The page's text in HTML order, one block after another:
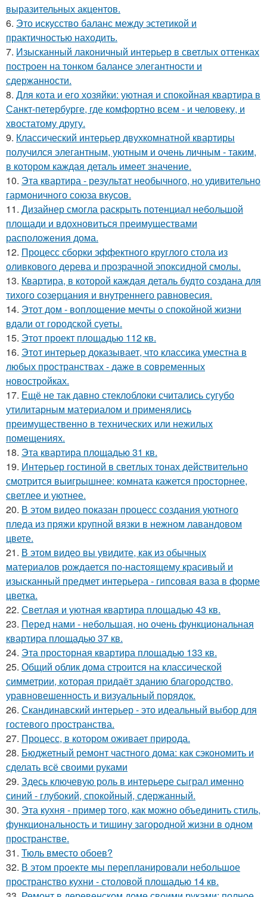
выразительных акцентов.
6. Это искусство баланс между эстетикой и
практичностью находить.
7. Изысканный лаконичный интерьер в светлых оттенках
построен на тонком балансе элегантности и
сдержанности.
8. Для кота и его хозяйки: уютная и спокойная квартира в
Санкт-петербурге, где комфортно всем - и человеку, и
хвостатому другу.
9. Классический интерьер двухкомнатной квартиры
получился элегантным, уютным и очень личным - таким,
в котором каждая деталь имеет значение.
10. Эта квартира - результат необычного, но удивительно
гармоничного союза вкусов.
11. Дизайнер смогла раскрыть потенциал небольшой
площади и вдохновиться преимуществами
расположения дома.
12. Процесс сборки эффектного круглого стола из
оливкового дерева и прозрачной эпоксидной смолы.
13. Квартира, в которой каждая деталь будто создана для
тихого созерцания и внутреннего равновесия.
14. Этот дом - воплощение мечты о спокойной жизни
вдали от городской суеты.
15. Этот проект площадью 112 кв.
16. Этот интерьер доказывает, что классика уместна в
любых пространствах - даже в современных
новостройках.
17. Ещё не так давно стеклоблоки считались сугубо
утилитарным материалом и применялись
преимущественно в технических или нежилых
помещениях.
18. Эта квартира площадью 31 кв.
19. Интерьер гостиной в светлых тонах действительно
смотрится выигрышнее: комната кажется просторнее,
светлее и уютнее.
20. В этом видео показан процесс создания уютного
пледа из пряжи крупной вязки в нежном лавандовом
цвете.
21. В этом видео вы увидите, как из обычных
материалов рождается по-настоящему красивый и
изысканный предмет интерьера - гипсовая ваза в форме
цветка.
22. Светлая и уютная квартира площадью 43 кв.
23. Перед нами - небольшая, но очень функциональная
квартира площадью 37 кв.
24. Эта просторная квартира площадью 133 кв.
25. Общий облик дома строится на классической
симметрии, которая придаёт зданию благородство,
уравновешенность и визуальный порядок.
26. Скандинавский интерьер - это идеальный выбор для
гостевого пространства.
27. Процесс, в котором оживает природа.
28. Бюджетный ремонт частного дома: как сэкономить и
сделать всё своими руками
29. Здесь ключевую роль в интерьере сыграл именно
синий - глубокий, спокойный, сдержанный.
30. Эта кухня - пример того, как можно объединить стиль,
функциональность и тишину загородной жизни в одном
пространстве.
31. Тюль вместо обоев?
32. В этом проекте мы перепланировали небольшое
пространство кухни - столовой площадью 14 кв.